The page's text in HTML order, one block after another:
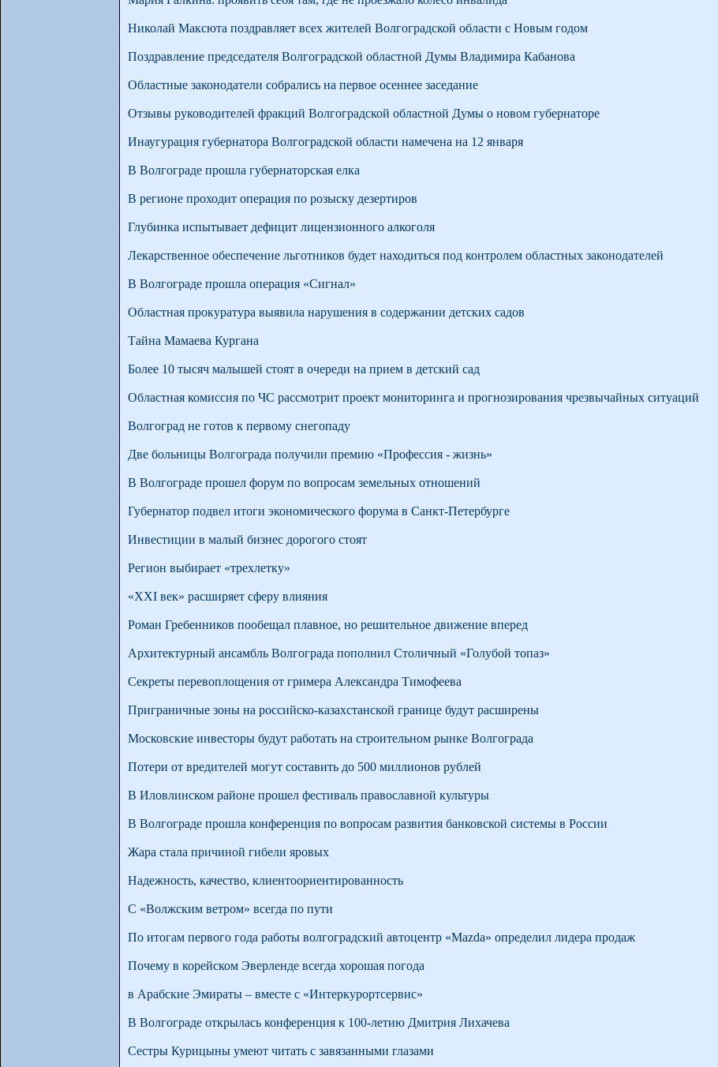
Николай Максюта поздравляет всех жителей Волгоградской области с Новым годом
Поздравление председателя Волгоградской областной Думы Владимира Кабанова
Областные законодатели собрались на первое осеннее заседание
Отзывы руководителей фракций Волгоградской областной Думы о новом губернаторе
Инаугурация губернатора Волгоградской области намечена на 12 января
В Волгограде прошла губернаторская елка
В регионе проходит операция по розыску дезертиров
Глубинка испытывает дефицит лицензионного алкоголя
Лекарственное обеспечение льготников будет находиться под контролем областных законодателей
В Волгограде прошла операция «Сигнал»
Областная прокуратура выявила нарушения в содержании детских садов
Тайна Мамаева Кургана
Более 10 тысяч малышей стоят в очереди на прием в детский сад
Областная комиссия по ЧС рассмотрит проект мониторинга и прогнозирования чрезвычайных ситуаций
Волгоград не готов к первому снегопаду
Две больницы Волгограда получили премию «Профессия - жизнь»
В Волгограде прошел форум по вопросам земельных отношений
Губернатор подвел итоги экономического форума в Санкт-Петербурге
Инвестиции в малый бизнес дорогого стоят
Регион выбирает «трехлетку»
«XXI век» расширяет сферу влияния
Роман Гребенников пообещал плавное, но решительное движение вперед
Архитектурный ансамбль Волгограда пополнил Столичный «Голубой топаз»
Секреты перевоплощения от гримера Александра Тимофеева
Приграничные зоны на российско-казахстанской границе будут расширены
Московские инвесторы будут работать на строительном рынке Волгограда
Потери от вредителей могут составить до 500 миллионов рублей
В Иловлинском районе прошел фестиваль православной культуры
В Волгограде прошла конференция по вопросам развития банковской системы в России
Жара стала причиной гибели яровых
Надежность, качество, клиентоориентированность
С «Волжским ветром» всегда по пути
По итогам первого года работы волгоградский автоцентр «Mazda» определил лидера продаж
Почему в корейском Эверленде всегда хорошая погода
в Арабские Эмираты – вместе с «Интеркурортсервис»
В Волгограде открылась конференция к 100-летию Дмитрия Лихачева
Сестры Курицыны умеют читать с завязанными глазами